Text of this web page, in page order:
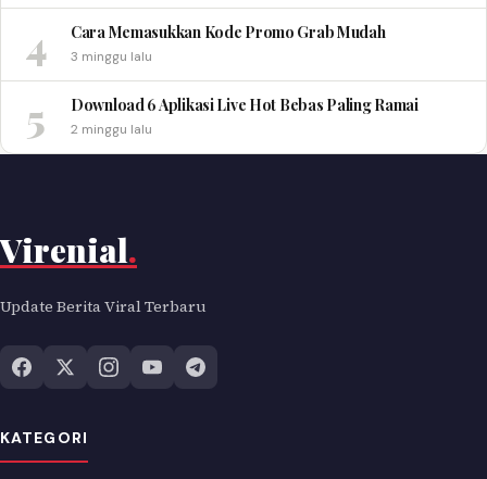
4 Cara Memasukkan Kode Promo Grab Mudah
3 minggu lalu
5 Download 6 Aplikasi Live Hot Bebas Paling Ramai
2 minggu lalu
Virenial.
Update Berita Viral Terbaru
KATEGORI